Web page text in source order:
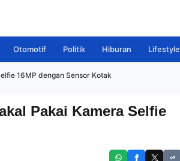
Otomotif Politik Hiburan Lifestyle
16MP dengan Sensor Kotak
Pakai Kamera Selfie